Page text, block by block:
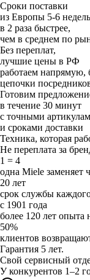
Сроки поставки
из Европы 5-6 недель
в 2 раза быстрее,
чем в среднем по
Без переплат,
лучшие цены в РФ
работаем напрямую,
цепочки
Готовим
в течение 30 минут
с точными
и сроками доставки
Техника, которая
Не переплата за
1 = 4
одна Miele
20 лет
срок службы
с 1901 года
более 120 лет
50%
клиентов
Гарантия 5 лет.
Свой сервисный
У конкурентов 1–2